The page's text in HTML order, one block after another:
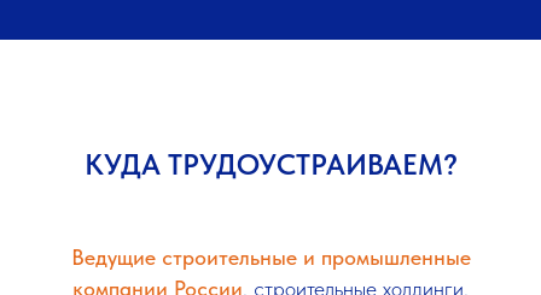
КУДА ТРУДОУСТРАИВАЕМ?
Ведущие строительные и промышленные
компании России, строительные холдинги,